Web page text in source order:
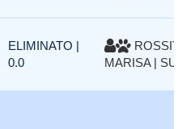
ELIMINATO |
0.0
ROSSIT
MARISA |